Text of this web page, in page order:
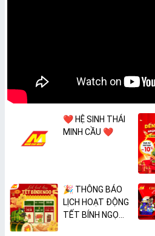
❤️ HỆ SINH THÁI
MINH CẦU ❤️
🎉 THÔNG BÁO
LỊCH HOẠT ĐỘNG
TẾT BÍNH NGỌ